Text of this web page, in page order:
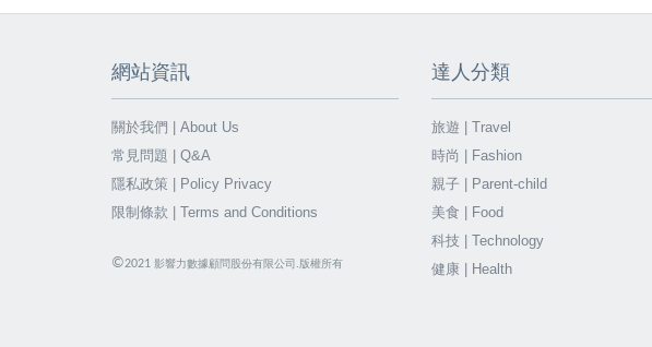
網站資訊
關於我們 | About Us
常見問題 | Q&A
隱私政策 | Policy Privacy
限制條款 | Terms and Conditions
©2021 影響力數據顧問股份有限公司.版權所有
達人分類
旅遊 | Travel
時尚 | Fashion
親子 | Parent-child
美食 | Food
科技 | Technology
健康 | Health